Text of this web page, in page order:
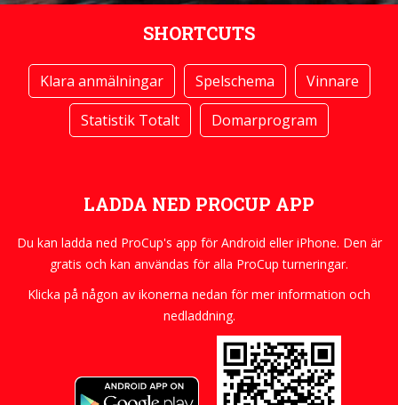
SHORTCUTS
Klara anmälningar Spelschema
Vinnare
Statistik Totalt
Domarprogram
LADDA NED PROCUP APP
Du kan ladda ned ProCup's app för Android eller iPhone. Den är
gratis och kan användas för alla ProCup turneringar.
Klicka på någon av ikonerna nedan för mer information och
nedladdning.